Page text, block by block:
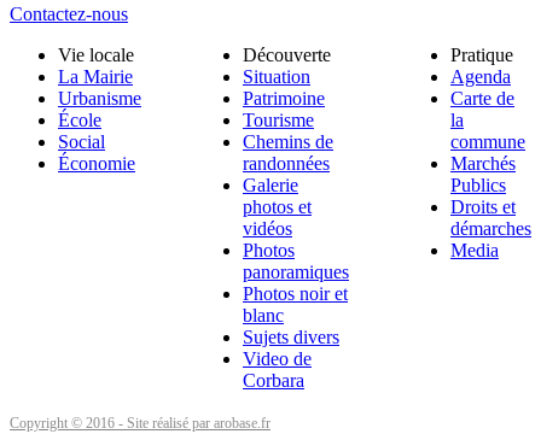
Contactez-nous
Vie locale
La Mairie
Urbanisme
École
Social
Économie
Découverte
Situation
Patrimoine
Tourisme
Chemins de
randonnées
Galerie
photos et
vidéos
Photos
panoramiques
Photos noir et
blanc
Sujets divers
Video de
Corbara
Pratique
Agenda
Carte de
la
commune
Marchés
Publics
Droits et
démarches
Media
Copyright © 2016 - Site réalisé par arobase.fr